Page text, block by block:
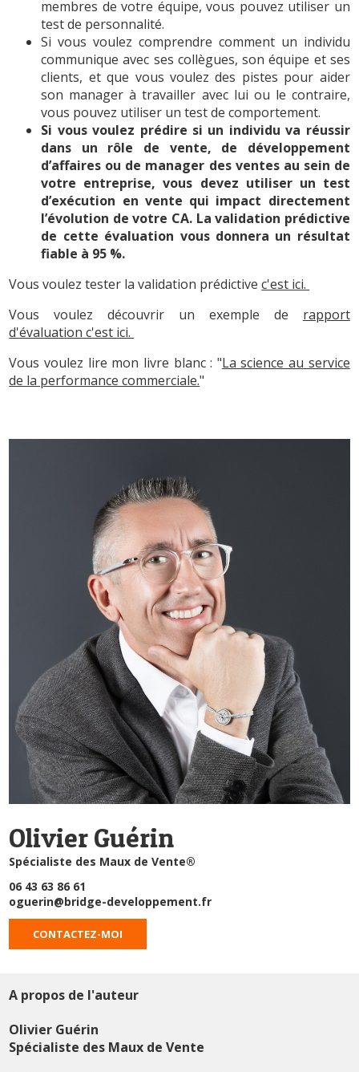
membres de votre équipe, vous pouvez utiliser un
test de personnalité.
Si vous voulez comprendre comment un individu
communique avec ses collègues, son équipe et ses
clients, et que vous voulez des pistes pour aider
son manager à travailler avec lui ou le contraire,
vous pouvez utiliser un test de comportement.
Si vous voulez prédire si un individu va réussir
dans un rôle de vente, de développement
d’affaires ou de manager des ventes au sein de
votre entreprise, vous devez utiliser un test
d’exécution en vente qui impact directement
l’évolution de votre CA. La validation prédictive
de cette évaluation vous donnera un résultat
fiable à 95 %.
Vous voulez tester la validation prédictivec'est ici.
Vous voulez découvrir un exemple de rapport
d'évaluation c'est ici.
Vous voulez lire mon livre blanc : "La science au service
de la performance commerciale."
Olivier Guérin
Spécialiste des Maux de Vente®
06 43 63 86 61
oguerin@bridge-developpement.fr
CONTACTEZ-MOI
A propos de l'auteur
Olivier Guérin
Spécialiste des Maux de Vente